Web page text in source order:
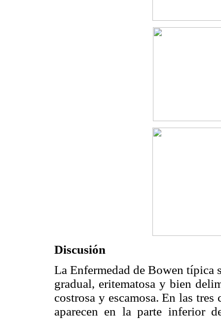
Discusión
La Enfermedad de Bowen típica
gradual, eritematosa y bien
costrosa y escamosa. En las
aparecen en la parte inferior